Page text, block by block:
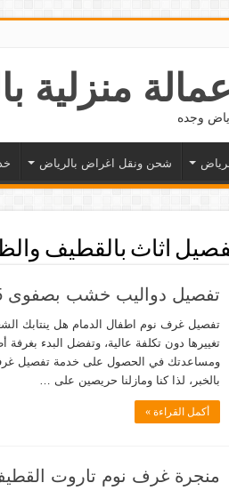
شحن ونقل اغراض بالرياض
اثاث بالقطيف
تفصيل دواليب خشب بصفوى 0545320285
تفصيل غرف نوم اطفال الدمام هل ينتابك
تغييرها دون تكلفة عالية، وتفضل البدء
ومساعدتك في الحصول على خدمة تفصيل
بالخبر، لذا كنا ومازلنا حريصين على …
أكمل القراءة »
منجرة غرف نوم تاروت القطيف